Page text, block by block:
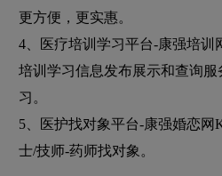
更方便，更实惠。
4、医疗培训学习平台-康强培训
培训学习信息发布展示和查询
习。
5、医护找对象平台-康强婚恋网
士/技师-药师找对象。